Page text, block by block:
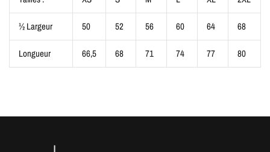
½ Largeur 50 52 56 60 64 68
Longueur 66,5 68 71 74 77 80